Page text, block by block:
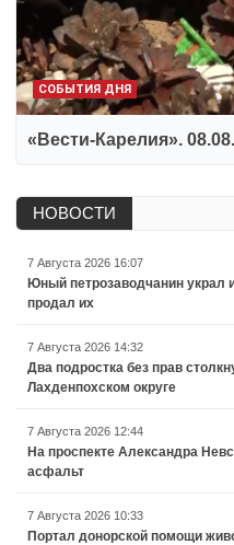
СОБЫТИЯ ДНЯ
«Вести-Карелия».
НОВОСТИ
7 Августа 2026 16:07
Юный петрозаводчанин украл
продал их
7 Августа 2026 14:32
Два подростка без прав
Лахденпохском округе
7 Августа 2026 12:44
На проспекте Александра
асфальт
7 Августа 2026 10:33
Портал донорской помощи